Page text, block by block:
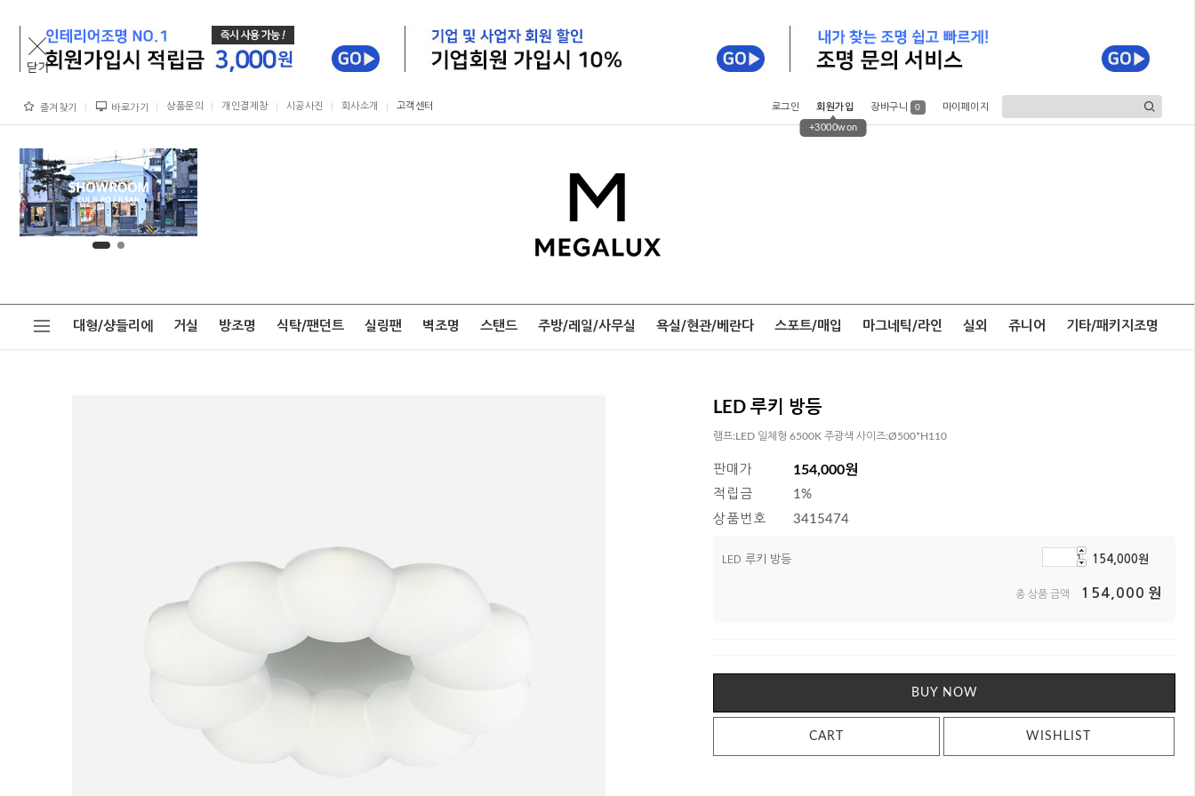
즐겨찾기 바로가기 상품문의 개인결제창 시공사진 회사소개 고객센터 로그인 회원가입
+3000won
장바구니 0 마이페이지
대형/샹들리에 거실 방조명 식탁/팬던트 실링팬 벽조명 스탠드 주방/레일/사무실 욕실/현관/베란다 스포트/매입 마그네틱/라인 실외 쥬니어 기타/패키지조명
LED 루키 방등
램프:LED 일체형 6500K 주광색 사이즈:Ø500*H110
판매가 154,000원
적립금
1%
상품번호
3415474
LED 루키 방등 154,000원
총 상품 금액 154,000 원
BUY NOW
CART WISHLIST